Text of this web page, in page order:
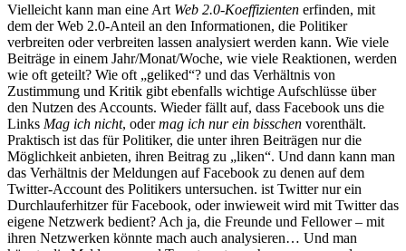
Vielleicht kann man eine Art Web 2.0-Koeffizienten erfinden, mit
dem der Web 2.0-Anteil an den Informationen, die Politiker
verbreiten oder verbreiten lassen analysiert werden kann. Wie viele
Beiträge in einem Jahr/Monat/Woche, wie viele Reaktionen, werden
wie oft geteilt? Wie oft „geliked“? und das Verhältnis von
Zustimmung und Kritik gibt ebenfalls wichtige Aufschlüsse über
den Nutzen des Accounts. Wieder fällt auf, dass Facebook uns die
Links Mag ich nicht, odermag ich nur ein bisschen vorenthält.
Praktisch ist das für Politiker, die unter ihren Beiträgen nur die
Möglichkeit anbieten, ihren Beitrag zu „liken“. Und dann kann man
das Verhältnis der Meldungen auf Facebook zu denen auf dem
Twitter-Account des Politikers untersuchen. ist Twitter nur ein
Durchlauferhitzer für Facebook, oder inwieweit wird mit Twitter das
eigene Netzwerk bedient? Ach ja, die Freunde und Fellower – mit
ihren Netzwerken könnte mach auch analysieren… Und man